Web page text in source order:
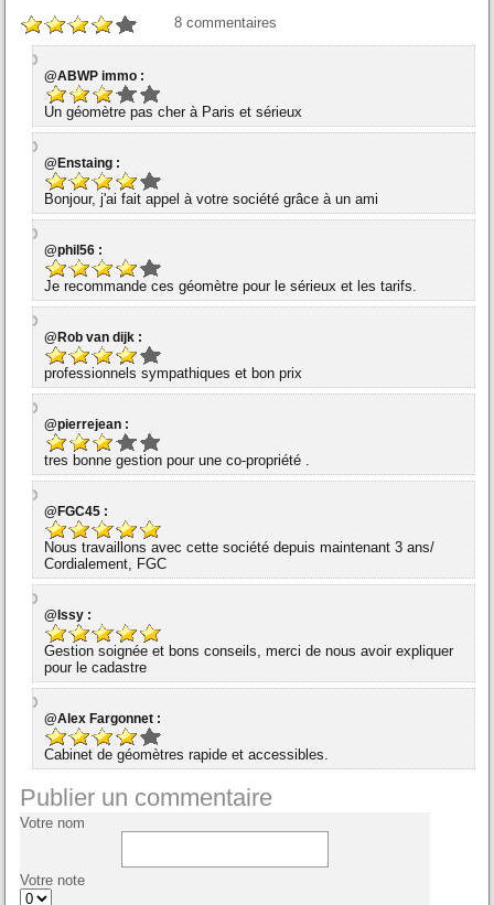
8 commentaires
@ABWP immo :
Un géomètre pas cher à Paris et sérieux
@Enstaing :
Bonjour, j'ai fait appel à votre société grâce à un ami
@phil56 :
Je recommande ces géomètre pour le sérieux et les tarifs.
@Rob van dijk :
professionnels sympathiques et bon prix
@pierrejean :
tres bonne gestion pour une co-propriété .
@FGC45 :
Nous travaillons avec cette société depuis maintenant 3 ans/
Cordialement, FGC
@Issy :
Gestion soignée et bons conseils, merci de nous avoir expliquer
pour le cadastre
@Alex Fargonnet :
Cabinet de géomètres rapide et accessibles.
Publier un commentaire
Votre nom
Votre note